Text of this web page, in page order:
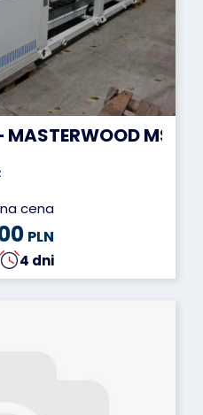
MASTERWOOD
cena
PLN
4 dni